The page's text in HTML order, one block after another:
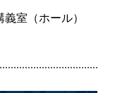
室（ホール）